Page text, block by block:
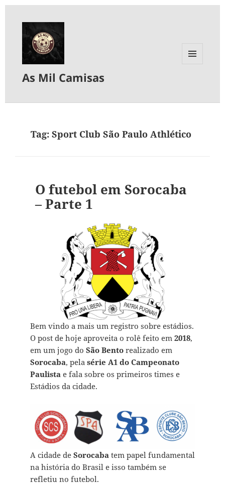
As Mil Camisas
Tag:Sport Club São Paulo Athlético
O futebol em Sorocaba
– Parte 1
Bem vindo a mais um registro sobre estádios.
O post de hoje aproveita o rolê feito em 2018,
em um jogo do São Bento realizado em
Sorocaba, pela série A1 do Campeonato
Paulistae fala sobre os primeiros times e
Estádios da cidade.
A cidade de Sorocabatem papel fundamental
na história do Brasil e isso também se
refletiu no futebol.